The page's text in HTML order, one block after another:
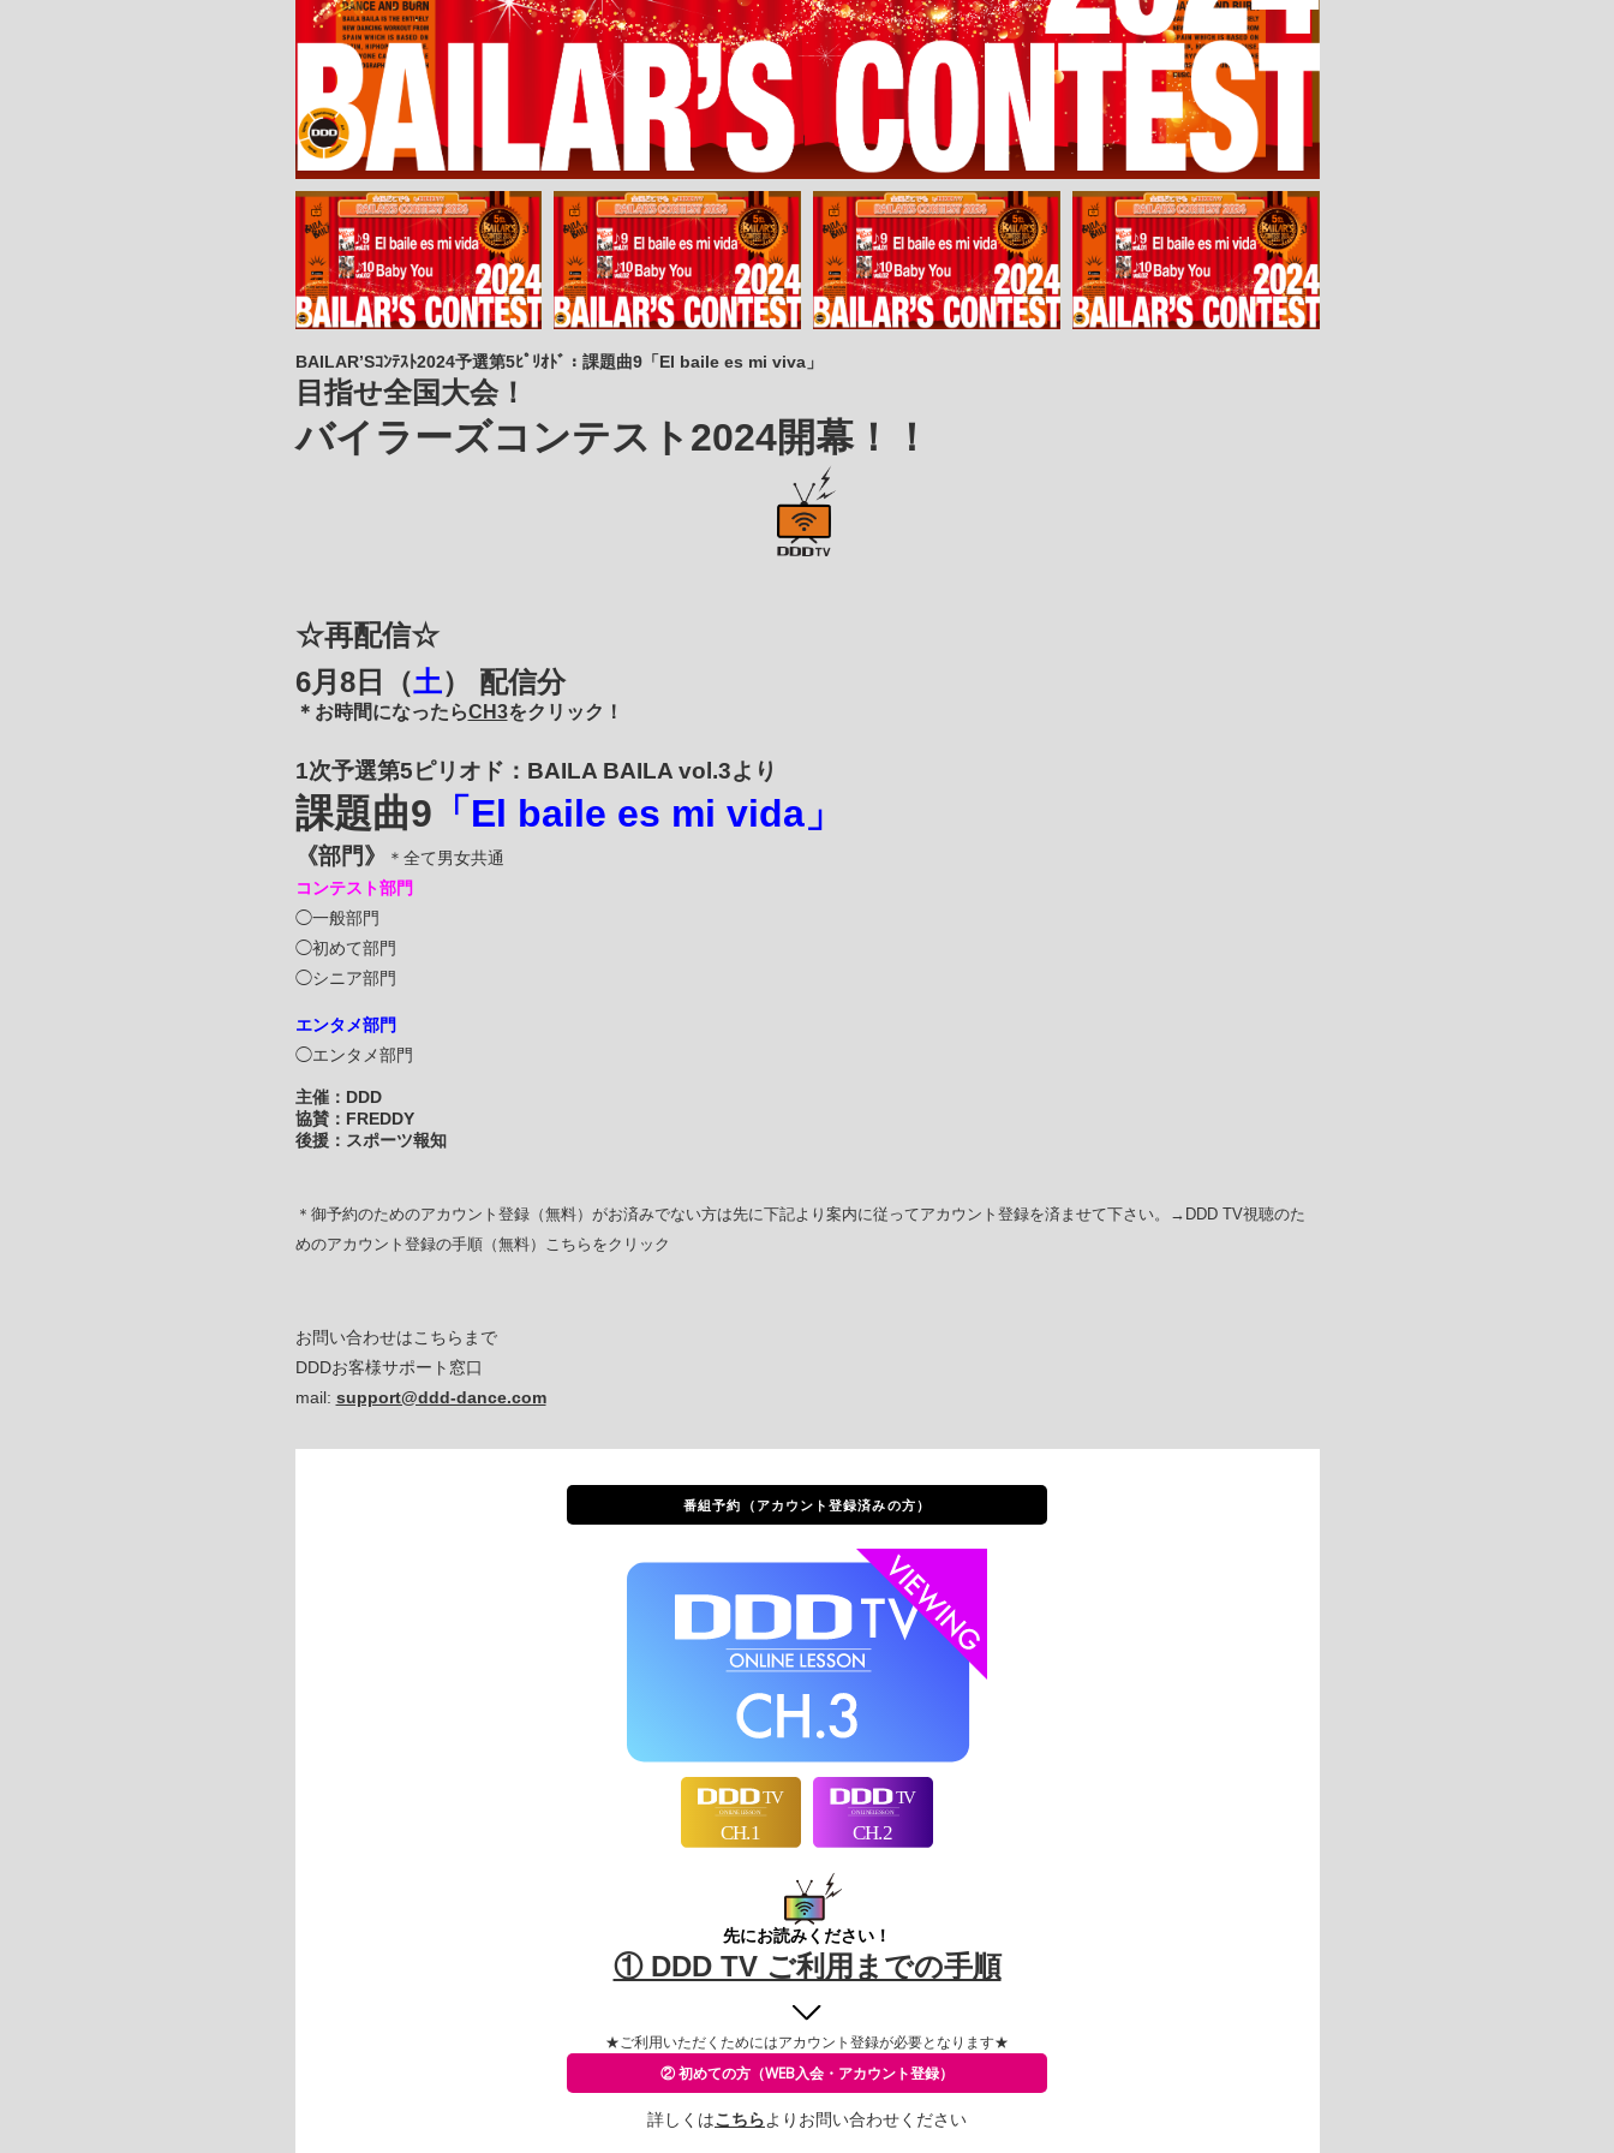
BAILAR’Sｺﾝﾃｽﾄ2024予選第5ﾋﾟﾘｵﾄﾞ：課題曲9「El baile es mi viva」
目指せ全国大会！
バイラーズコンテスト2024開幕！！
☆再配信☆
6月8日（土） 配信分
＊お時間になったらCH3をクリック！
1次予選第5ピリオド ： BAILA BAILA vol.3より
課題曲9 「El baile es mi vida」
《部門》
＊全て男女共通
コンテスト部門
◯一般部門
◯初めて部門
◯シニア部門
エンタメ部門
◯エンタメ部門
主催：DDD
協賛：FREDDY
後援：スポーツ報知
＊御予約のためのアカウント登録（無料）がお済みでない方は先に下記より案内に従ってアカウント登録を済ませて下さい。→DDD TV視聴のた
めのアカウント登録の手順（無料）こちらをクリック
お問い合わせはこちらまで
DDDお客様サポート窓口
mail: support@ddd-dance.com
番組予約 （アカウント登録済みの方）
先にお読みください！
① DDD TV ご利用までの手順
★ご利用いただくためにはアカウント登録が必要となります★
② 初めての方 （WEB入会・アカウント登録）
詳しくはこちらよりお問い合わせください